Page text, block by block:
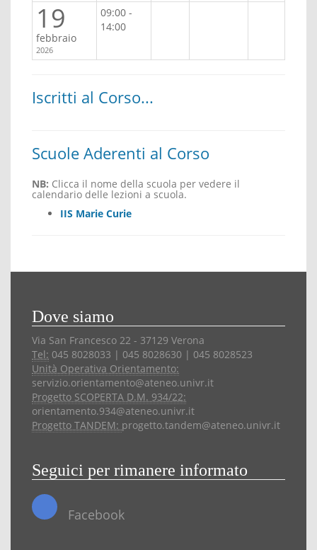
19
febbraio
2026
09:00 -
14:00
Iscritti al Corso...
Scuole Aderenti al Corso
NB: Clicca il nome della scuola per vedere il
calendario delle lezioni a scuola.
IIS Marie Curie
Dove siamo
Via San Francesco 22 - 37129 Verona
Tel: 045 8028033 | 045 8028630 | 045 8028523
Unità Operativa Orientamento:
servizio.orientamento@ateneo.univr.it
Progetto SCOPERTA D.M. 934/22:
orientamento.934@ateneo.univr.it
Progetto TANDEM: progetto.tandem@ateneo.univr.it
Seguici per rimanere informato
Facebook